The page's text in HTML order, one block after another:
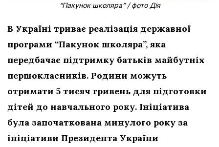
“Пакунок школяра” / фото Дія
В Україні триває реалізація державної
програми “Пакунок школяра”, яка
передбачає підтримку батьків майбутніх
першокласників. Родини можуть
отримати 5 тисяч гривень для підготовки
дітей до навчального року. Ініціатива
була започаткована минулого року за
ініціативи Президента України